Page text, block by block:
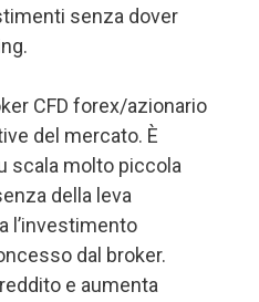
senza dover
CFD forex/azionario
del mercato. È
scala molto piccola
della leva
l’investimento
dal broker.
e aumenta